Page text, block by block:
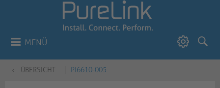
MENÜ
ÜBERSICHT PI6610-005